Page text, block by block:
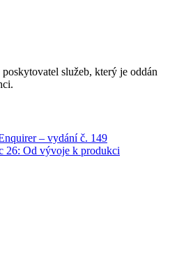
služeb, který je oddán
– vydání č. 149
26: Od vývoje k produkci